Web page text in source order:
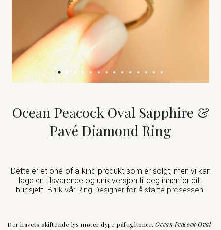
Ocean Peacock Oval Sapphire &
Pavé Diamond Ring
Dette er et one-of-a-kind produkt som er solgt, men vi kan
lage en tilsvarende og unik versjon til deg innenfor ditt
budsjett. Bruk vår Ring Designer for å starte prosessen.
Der havets skiftende lys møter dype påfugltoner.Ocean Peacock Oval